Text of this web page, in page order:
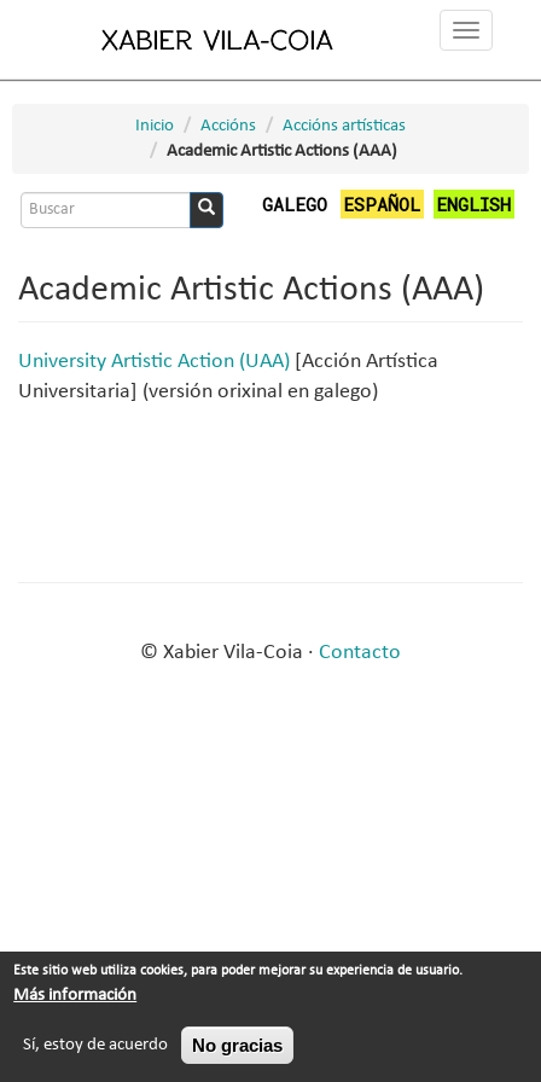
Toggle
Inicio Accións
Accións artísticas
Academic Artistic Actions (AAA)
Formulario
busca
GALEGO ESPAÑOL ENGLISH
Academic Artistic Actions (AAA)
University Artistic Action (UAA) [Acción Artística
Universitaria] (versión orixinal en galego)
© Xabier Vila-Coia · Contacto
Este sitio web utiliza cookies, para poder mejorar su experiencia de usuario.
Más información
Sí, estoy de acuerdo No gracias